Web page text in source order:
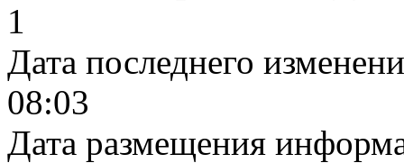
1
Дата последнего
08:03
Дата размещения